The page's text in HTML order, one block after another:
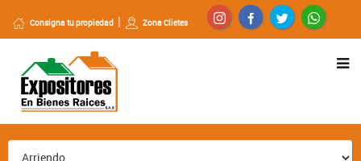
Consigna tu propiedad Zona Clietes